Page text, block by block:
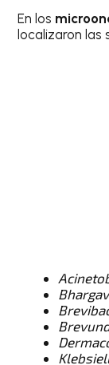
En los
localizaron las